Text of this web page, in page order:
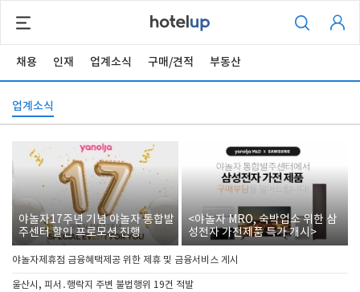
채용 인재 업계소식 구매/견적 부동산
업계소식
야놀자17주년 기념 야놀자 통합발
주센터 할인 프로모션 진행
<야놀자 MRO, 숙박업소 위한 삼
성전자 가전제품 특가 개시>
야놀자제휴점 금융혜택제공 위한 제휴 및 금융서비스 게시
울산시, 피서․행락지 주변 불법행위 19건 적발